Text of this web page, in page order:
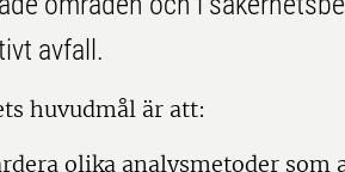
avfall.
huvudmål är att:
olika analysmetoder